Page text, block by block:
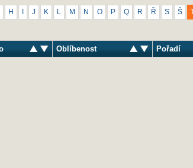
H J K M N O P Q R Ř S Š
Oblíbenost Pořadí